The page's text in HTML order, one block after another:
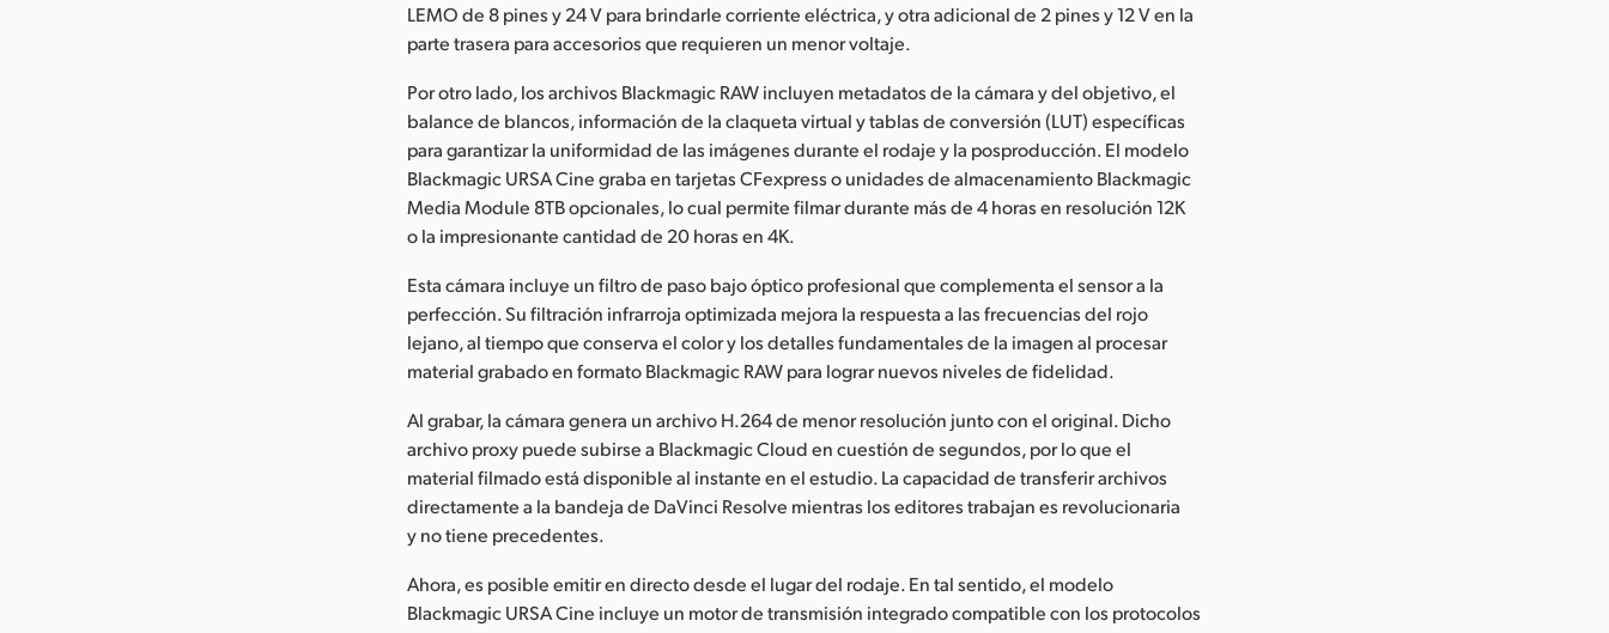
LEMO de 8 pines y 24 V para brindarle corriente eléctrica, y otra adicional de 2 pines y 12 V en la
parte trasera para accesorios que requieren un menor voltaje.
Por otro lado, los archivos Blackmagic RAW incluyen metadatos de la cámara y del objetivo, el
balance de blancos, información de la claqueta virtual y tablas de conversión (LUT) específicas
para garantizar la uniformidad de las imágenes durante el rodaje y la posproducción. El modelo
Blackmagic URSA Cine graba en tarjetas CFexpress o unidades de almacenamiento Blackmagic
Media Module 8TB opcionales, lo cual permite filmar durante más de 4 horas en resolución 12K
o la impresionante cantidad de 20 horas en 4K.
Esta cámara incluye un filtro de paso bajo óptico profesional que complementa el sensor a la
perfección. Su filtración infrarroja optimizada mejora la respuesta a las frecuencias del rojo
lejano, al tiempo que conserva el color y los detalles fundamentales de la imagen al procesar
material grabado en formato Blackmagic RAW para lograr nuevos niveles de fidelidad.
Al grabar, la cámara genera un archivo H.264 de menor resolución junto con el original. Dicho
archivo proxy puede subirse a Blackmagic Cloud en cuestión de segundos, por lo que el
material filmado está disponible al instante en el estudio. La capacidad de transferir archivos
directamente a la bandeja de DaVinci Resolve mientras los editores trabajan es revolucionaria
y no tiene precedentes.
Ahora, es posible emitir en directo desde el lugar del rodaje. En tal sentido, el modelo
Blackmagic URSA Cine incluye un motor de transmisión integrado compatible con los protocolos